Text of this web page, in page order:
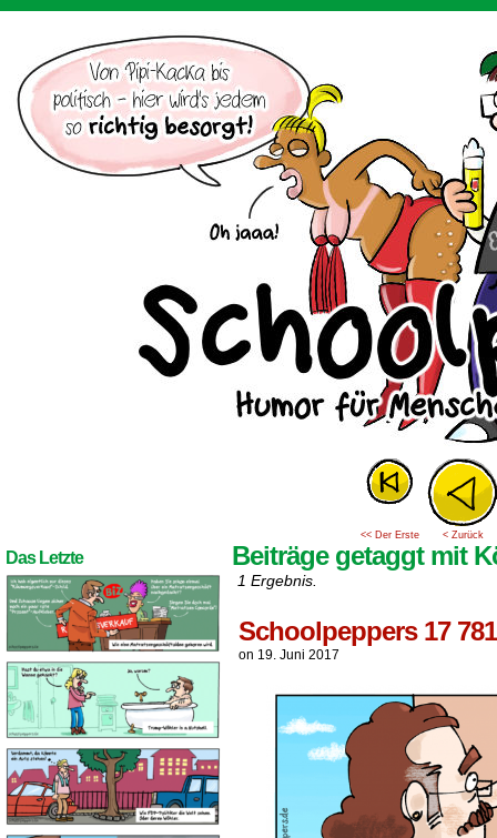
<< Der Erste < Zurück
Das Letzte Beiträge getaggt mit
1 Ergebnis.
Schoolpeppers 17 781
on 19. Juni 2017